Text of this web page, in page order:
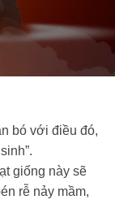
bó với điều đó,
giống này sẽ
rễ nảy mầm,